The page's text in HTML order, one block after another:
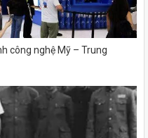
công nghệ Mỹ – Trung